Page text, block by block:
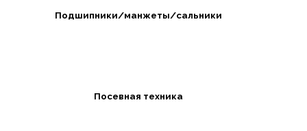
Подшипники/манжеты/сальники
Посевная техника